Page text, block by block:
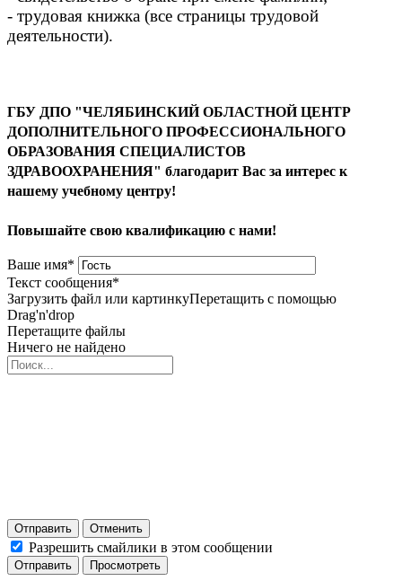
- трудовая книжка (все страницы трудовой
деятельности).
ГБУ ДПО "ЧЕЛЯБИНСКИЙ ОБЛАСТНОЙ ЦЕНТР
ДОПОЛНИТЕЛЬНОГО ПРОФЕССИОНАЛЬНОГО
ОБРАЗОВАНИЯ СПЕЦИАЛИСТОВ
ЗДРАВООХРАНЕНИЯ" благодарит Вас за интерес к
нашему учебному центру!
Повышайте свою квалификацию с нами!
Ваше имя*
Текст сообщения*
Загрузить файл или картинкуПеретащить с помощью
Drag'n'drop
Перетащите файлы
Ничего не найдено
Отправить Отменить
Разрешить смайлики в этом сообщении